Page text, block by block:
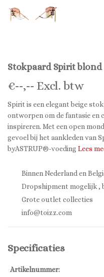
Stokpaard Spirit blond
€--,-- Excl. btw
Spirit is een elegant beige
ontworpen om de fantasie en
inspireren. Met een open
gevoel bij het aankleden van
byASTRUP®-voeding Lees
Binnen Nederland en
Dropshipment mogelijk ,
Grote outlet collecties
info@toizz.com
Specificaties
Artikelnummer: